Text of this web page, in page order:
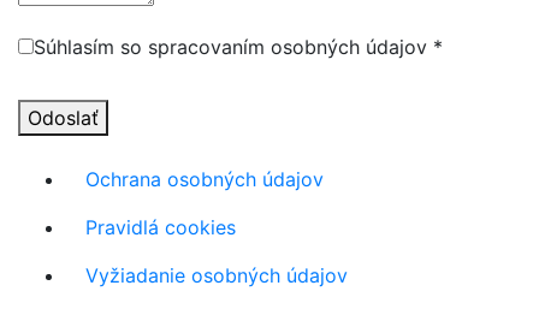
Súhlasím so spracovaním osobných údajov *
Odoslať
Ochrana osobných údajov
Pravidlá cookies
Vyžiadanie osobných údajov